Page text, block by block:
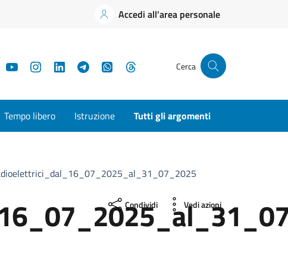
Accedi all'area personale
YouTubeInstagramLinkedInTelegramWhatsApp Cerca
Tempo libero Istruzione Tutti gli argomenti
Condividi Vedi azioni